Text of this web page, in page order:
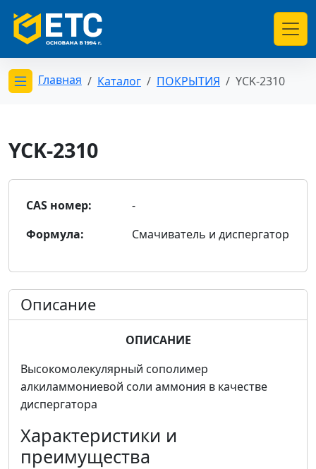
Открыть меню категорий
Главная Каталог ПОКРЫТИЯ YCK-2310
YCK-2310
CAS номер:
-
Формула:
Смачиватель и диспергатор
Описание
ОПИСАНИЕ
Высокомолекулярный сополимер
алкиламмониевой соли аммония в качестве
диспергатора
Характеристики и
преимущества